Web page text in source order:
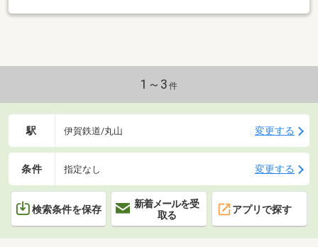
1～3 件
駅 伊賀鉄道/丸山 変更する
条件 指定なし 変更する
検索条件を保存
新着メールを受
取る
アプリで探す